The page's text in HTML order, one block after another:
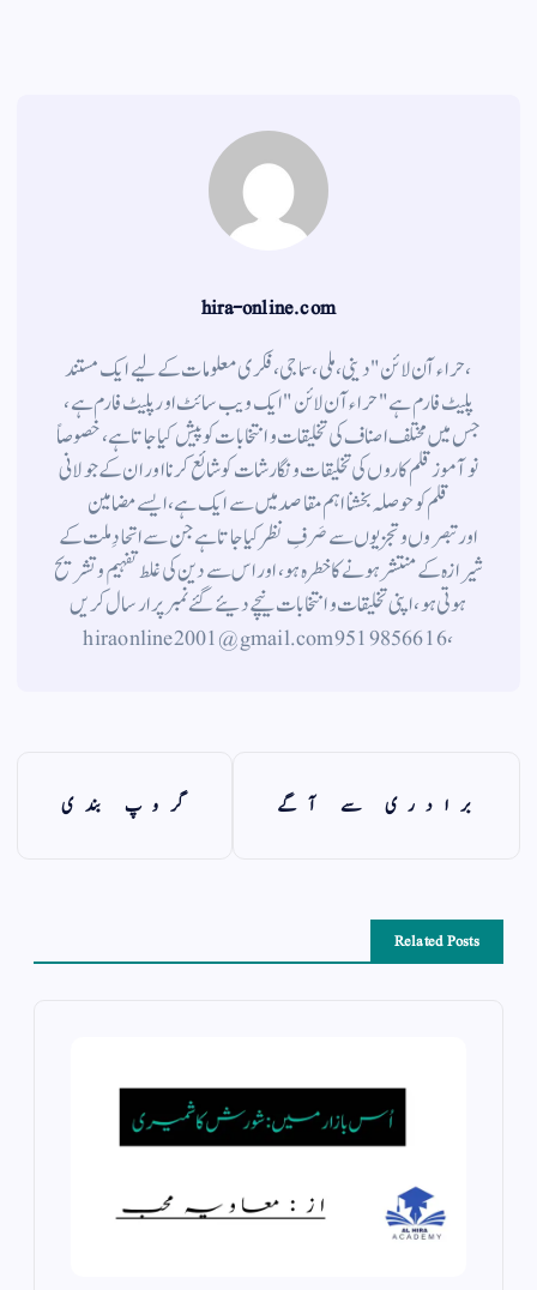
hira-online.com
،حراء آن لائن" دینی ، ملی ، سماجی ، فکری معلومات کے لیے ایک مستند
پلیٹ فارم ہے " حراء آن لائن " ایک ویب سائٹ اور پلیٹ فارم ہے ،
جس میں مختلف اصناف کی تخلیقات و انتخابات کو پیش کیا جاتا ہے ، خصوصاً
نوآموز قلم کاروں کی تخلیقات و نگارشات کو شائع کرنا اور ان کے جولانی
قلم کوحوصلہ بخشنا اہم مقاصد میں سے ایک ہے ، ایسے مضامین
اورتبصروں وتجزیوں سے صَرفِ نظر کیا جاتاہے جن سے اتحادِ ملت کے
شیرازہ کے منتشر ہونے کاخطرہ ہو ، اور اس سے دین کی غلط تفہیم وتشریح
ہوتی ہو، اپنی تخلیقات و انتخابات نیچے دیئے گئے نمبر پر ارسال کریں
، 9519856616 hiraonline2001@gmail.com
برادری سے آگے گروپ بندی
Related Posts